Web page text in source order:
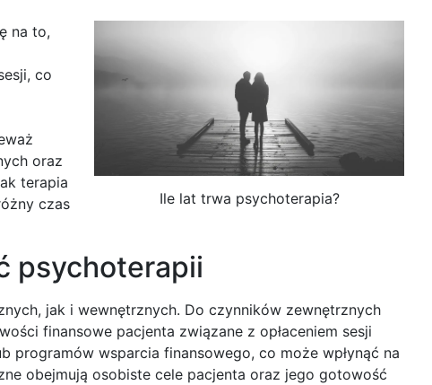
Ile lat trwa psychoterapia?
na to,
co
oraz
terapia
czas
psychoterapii
jak i wewnętrznych. Do czynników zewnętrznych
finansowe pacjenta związane z opłaceniem sesji
wsparcia finansowego, co może wpłynąć na
obejmują osobiste cele pacjenta oraz jego gotowość